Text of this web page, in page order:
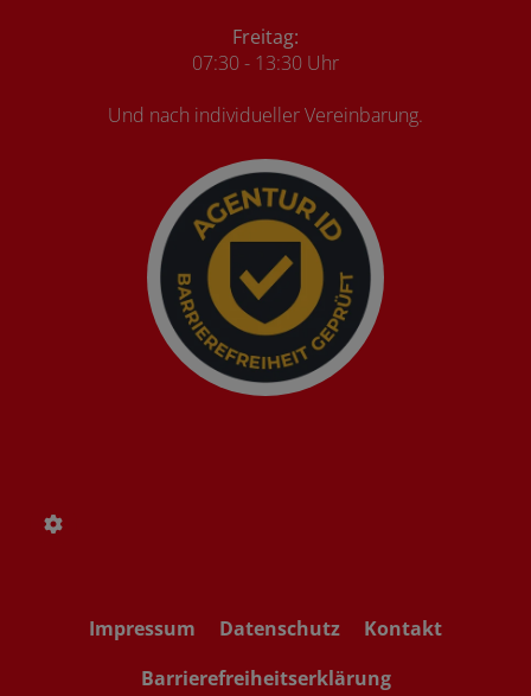
Freitag:
07:30 - 13:30 Uhr
Und nach individueller Vereinbarung.
Impressum Datenschutz
Kontakt
Barrierefreiheitserklärung